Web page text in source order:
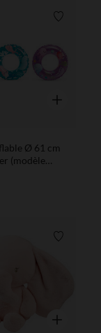
Aperçu
Ø 61 cm
(modèle
Aperçu